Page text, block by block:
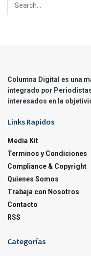
Columna Digital es una
integrado por
interesados en la
Links Rapidos
Media Kit
Terminos y Condiciones
Compliance & Copyright
Quienes Somos
Trabaja con Nosotros
Contacto
RSS
Categorías